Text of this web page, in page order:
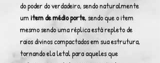
do poder do verdadeiro, sendo naturalmente
umitem de médio porte, sendo que o item
mesmo sendo uma réplica está repleto de
raios divinos compactados em sua estrutura,
tornando ela letal para aqueles que